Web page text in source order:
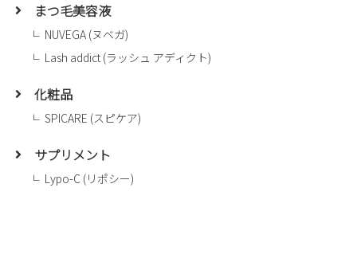
まつ毛美容液
NUVEGA (ヌベガ)
Lash addict (ラッシュ アディクト)
化粧品
SPICARE (スピケア)
サプリメント
Lypo-C (リポシー)